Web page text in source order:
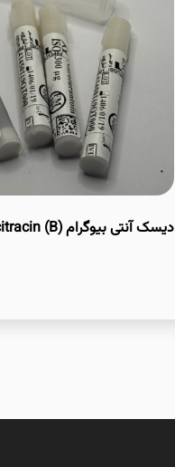
دیسک آنتی بیوگرام Bacitracin (B)